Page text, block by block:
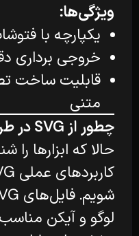
ویژگی‌ها:
یکپارچه با
خروجی برداری
قابلیت ساخت
متنی
چطور از SVG در طراحی استفاده کنیم؟
حالا که ابزارها
لوگو و آیکن